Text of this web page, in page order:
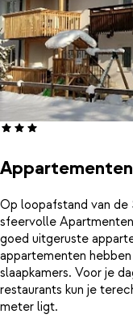
Op loopafstand van de
sfeervolle
goed uitgeruste
appartementen
slaapkamers. Voor je
restaurants kun je
meter ligt.